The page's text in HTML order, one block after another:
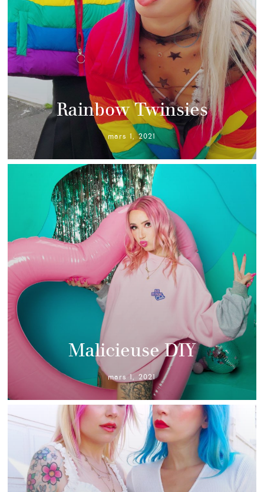
Rainbow Twinsies
mars 1, 2021
Malicieuse DIY
mars 1, 2021